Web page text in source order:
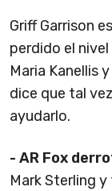
Griff Garrison
perdido el
Maria Kanellis
dice que tal
ayudarlo.
- AR Fox
Mark Sterling